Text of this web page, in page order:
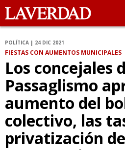
POLÍTICA | 24 DIC 2021
FIESTAS CON AUMENTOS MUNICIPALES
Los concejales
Passaglismo
aumento del
colectivo, las
privatización